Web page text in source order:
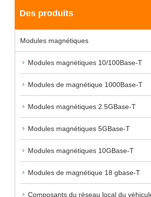
Des produits
Modules magnétiques
Modules magnétiques 10/100Base-T
Modules de magnétique 1000Base-T
Modules magnétiques 2.5GBase-T
Modules magnétiques 5GBase-T
Modules magnétiques 10GBase-T
Modules de magnétique 18 gbase-T
Composants du réseau local du